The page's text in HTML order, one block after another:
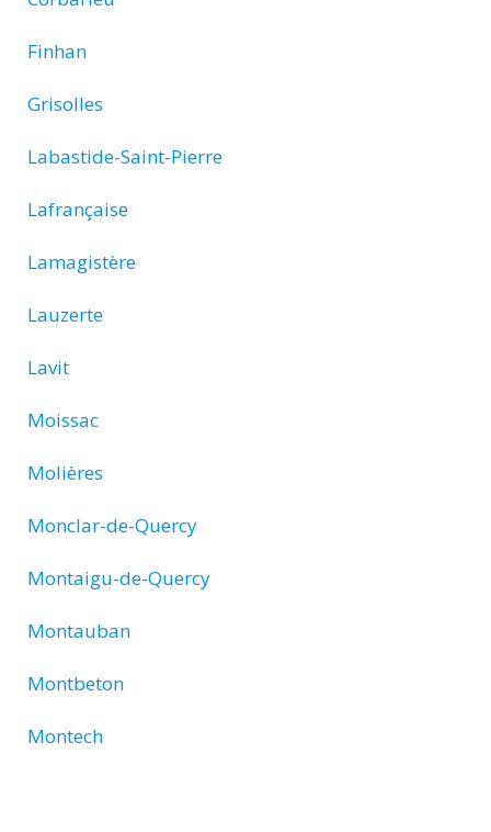
Finhan
Grisolles
Labastide-Saint-Pierre
Lafrançaise
Lamagistère
Lauzerte
Lavit
Moissac
Molières
Monclar-de-Quercy
Montaigu-de-Quercy
Montauban
Montbeton
Montech